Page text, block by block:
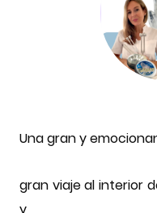
Una gran y
gran viaje al interior
y